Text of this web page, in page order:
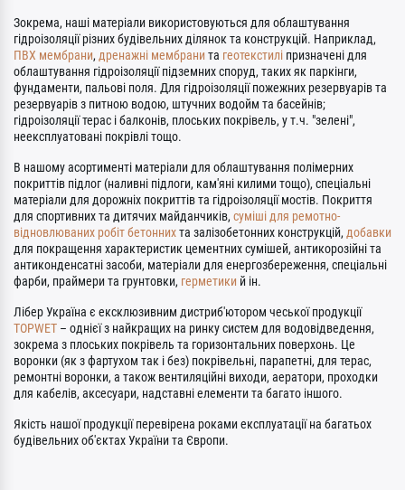
Зокрема, наші матеріали використовуються для облаштування
гідроізоляції різних будівельних ділянок та конструкцій. Наприклад,
ПВХ мембрани, дренажні мембрани та геотекстилі призначені для
облаштування гідроізоляції підземних споруд, таких як паркінги,
фундаменти, пальові поля. Для гідроізоляції пожежних резервуарів та
резервуарів з питною водою, штучних водойм та басейнів;
гідроізоляції терас і балконів, плоських покрівель, у т.ч. "зелені",
неексплуатовані покрівлі тощо.
В нашому асортименті матеріали для облаштування полімерних
покриттів підлог (наливні підлоги, кам'яні килими тощо), спеціальні
матеріали для дорожніх покриттів та гідроізоляції мостів. Покриття
для спортивних та дитячих майданчиків, суміші для ремотно-
відновлюваних робіт бетоннихта залізобетонних конструкцій, добавки
для покращення характеристик цементних сумішей, антикорозійні та
антиконденсатні засоби, матеріали для енергозбереження, спеціальні
фарби, праймери та грунтовки, герметики й ін.
Лібер Україна є ексклюзивним дистриб'ютором чеської продукції
TOPWET – однієї з найкращих на ринку систем для водовідведення,
зокрема з плоських покрівель та горизонтальних поверхонь. Це
воронки (як з фартухом так і без) покрівельні, парапетні, для терас,
ремонтні воронки, а також вентиляційні виходи, аератори, проходки
для кабелів, аксесуари, надставні елементи та багато іншого.
Якість нашої продукції перевірена роками експлуатації на багатьох
будівельних об'єктах України та Європи.